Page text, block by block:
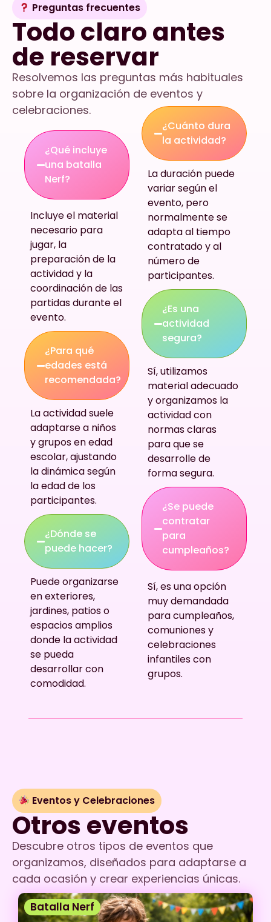
Preguntas frecuentes
Todo claro antes
de reservar
Resolvemos las preguntas más habituales
sobre la organización de eventos y
celebraciones.
¿Qué incluye
una batalla
Nerf?
Incluye el material
necesario para
jugar, la
preparación de la
actividad y la
coordinación de las
partidas durante el
evento.
¿Para qué
edades está
recomendada?
La actividad suele
adaptarse a niños
y grupos en edad
escolar, ajustando
la dinámica según
la edad de los
participantes.
¿Dónde se
puede hacer?
Puede organizarse
en exteriores,
jardines, patios o
espacios amplios
donde la actividad
se pueda
desarrollar con
comodidad.
¿Cuánto dura
la actividad?
La duración puede
variar según el
evento, pero
normalmente se
adapta al tiempo
contratado y al
número de
participantes.
¿Es una
actividad
segura?
Sí, utilizamos
material adecuado
y organizamos la
actividad con
normas claras
para que se
desarrolle de
forma segura.
¿Se puede
contratar
para
cumpleaños?
Sí, es una opción
muy demandada
para cumpleaños,
comuniones y
celebraciones
infantiles con
grupos.
Eventos y Celebraciones
Otros eventos
Descubre otros tipos de eventos que
organizamos, diseñados para adaptarse a
cada ocasión y crear experiencias únicas.
Batalla Nerf